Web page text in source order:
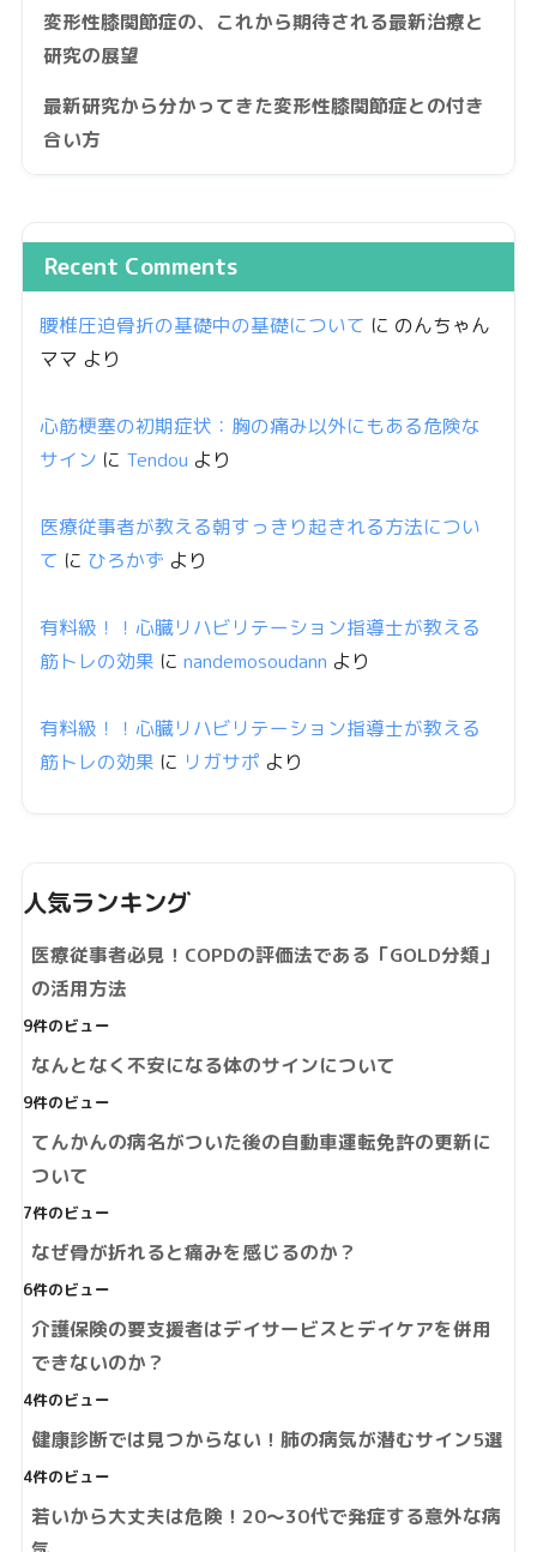
変形性膝関節症の、これから期待される最新治療と
研究の展望
最新研究から分かってきた変形性膝関節症との付き
合い方
Recent Comments
腰椎圧迫骨折の基礎中の基礎について に のんちゃん
ママ より
心筋梗塞の初期症状：胸の痛み以外にもある危険な
サイン に Tendou より
医療従事者が教える朝すっきり起きれる方法につい
て に ひろかず より
有料級！！心臓リハビリテーション指導士が教える
筋トレの効果 に nandemosoudann より
有料級！！心臓リハビリテーション指導士が教える
筋トレの効果 に リガサポ より
人気ランキング
医療従事者必見！COPDの評価法である「GOLD分類」
の活用方法
9件のビュー
なんとなく不安になる体のサインについて
9件のビュー
てんかんの病名がついた後の自動車運転免許の更新に
ついて
7件のビュー
なぜ骨が折れると痛みを感じるのか？
6件のビュー
介護保険の要支援者はデイサービスとデイケアを併用
できないのか？
4件のビュー
健康診断では見つからない！肺の病気が潜むサイン5選
4件のビュー
若いから大丈夫は危険！20～30代で発症する意外な病